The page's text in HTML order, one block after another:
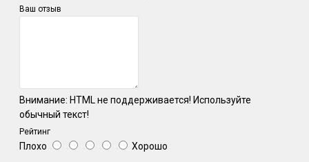
Ваш отзыв
Внимание: HTML не поддерживается! Используйте
обычный текст!
Рейтинг
Плохо Хорошо